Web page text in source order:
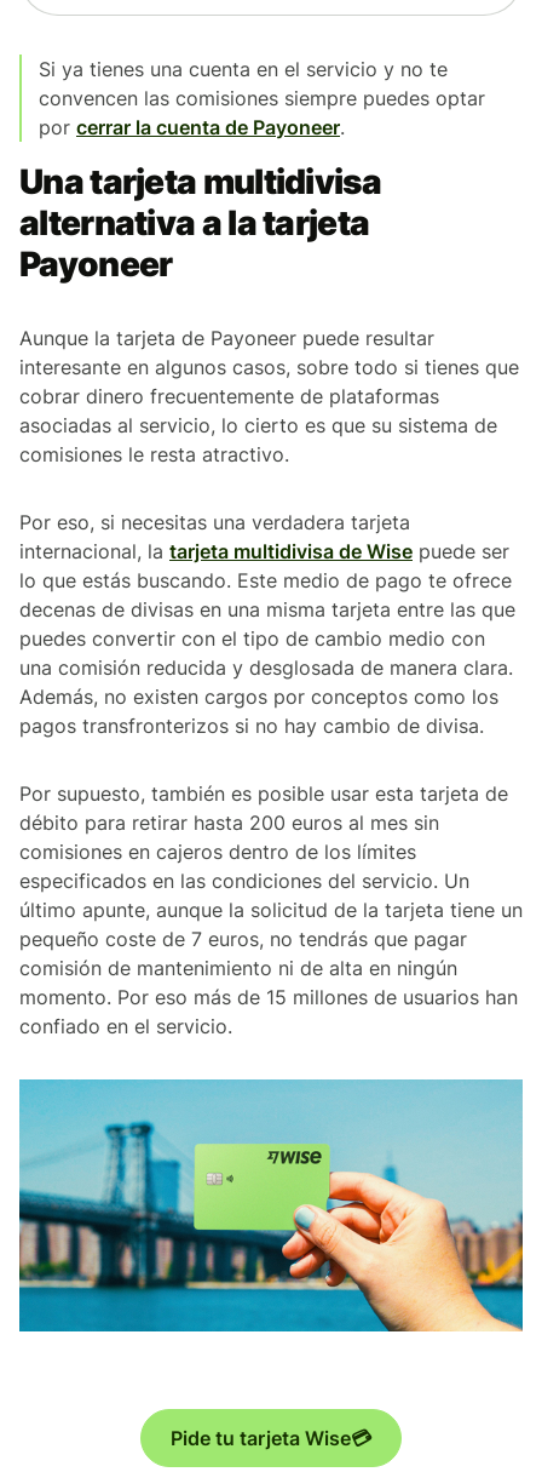
Si ya tienes una cuenta en el servicio y no te
convencen las comisiones siempre puedes optar
por cerrar la cuenta de Payoneer.
Una tarjeta multidivisa
alternativa a la tarjeta
Payoneer
Aunque la tarjeta de Payoneer puede resultar
interesante en algunos casos, sobre todo si tienes que
cobrar dinero frecuentemente de plataformas
asociadas al servicio, lo cierto es que su sistema de
comisiones le resta atractivo.
Por eso, si necesitas una verdadera tarjeta
internacional, la tarjeta multidivisa de Wise puede ser
lo que estás buscando. Este medio de pago te ofrece
decenas de divisas en una misma tarjeta entre las que
puedes convertir con el tipo de cambio medio con
una comisión reducida y desglosada de manera clara.
Además, no existen cargos por conceptos como los
pagos transfronterizos si no hay cambio de divisa.
Por supuesto, también es posible usar esta tarjeta de
débito para retirar hasta 200 euros al mes sin
comisiones en cajeros dentro de los límites
especificados en las condiciones del servicio. Un
último apunte, aunque la solicitud de la tarjeta tiene un
pequeño coste de 7 euros, no tendrás que pagar
comisión de mantenimiento ni de alta en ningún
momento. Por eso más de 15 millones de usuarios han
confiado en el servicio.
Pide tu tarjeta Wise💳